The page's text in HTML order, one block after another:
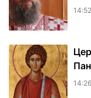
14:52
14:26